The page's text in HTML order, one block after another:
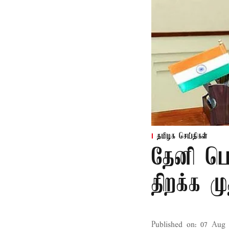
தமிழக செய்திகள்
தேனி
திறக்க
Published on: 07 Aug